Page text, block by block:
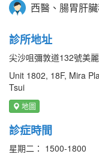
西醫、腸胃肝
診所地址
尖沙咀彌敦道132號美
Unit 1802, 18F, Mira
Tsui
地圖
診症時間
星期二： 1500-1800